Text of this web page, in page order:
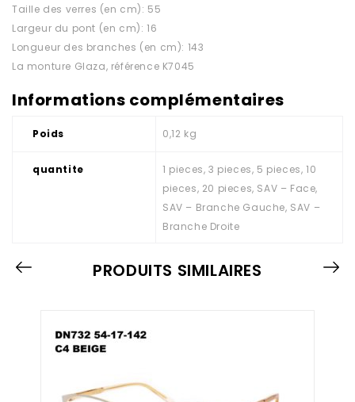
Taille des verres (en cm): 55
Largeur du pont (en cm): 16
Longueur des branches (en cm): 143
La monture Glaza, référence K7045
Informations complémentaires
Poids 0,12 kg
quantite
1 pieces, 3 pieces, 5 pieces, 10
pieces, 20 pieces, SAV – Face,
SAV – Branche Gauche, SAV –
Branche Droite
PRODUITS SIMILAIRES